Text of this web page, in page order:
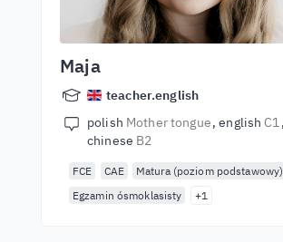
Maja
teacher.english
polish Mother tongue english C1
chinese B2
FCE CAE
Matura (poziom podstawowy)
Egzamin ósmoklasisty
+1